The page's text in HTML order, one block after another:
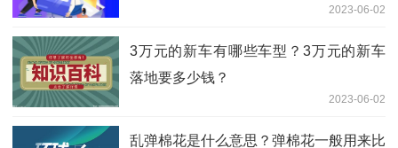
2023-06-02
3万元的新车有哪些车型？3万元的新车
落地要多少钱？
2023-06-02
乱弹棉花是什么意思？弹棉花一般用来比